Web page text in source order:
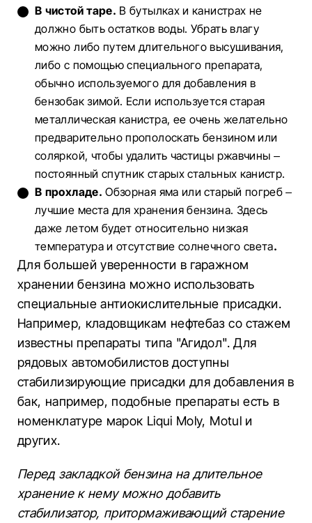
В чистой таре. В бутылках и канистрах не
должно быть остатков воды. Убрать влагу
можно либо путем длительного высушивания,
либо с помощью специального препарата,
обычно используемого для добавления в
бензобак зимой. Если используется старая
металлическая канистра, ее очень желательно
предварительно прополоскать бензином или
соляркой, чтобы удалить частицы ржавчины –
постоянный спутник старых стальных канистр.
В прохладе.Обзорная яма или старый погреб –
лучшие места для хранения бензина. Здесь
даже летом будет относительно низкая
температура и отсутствие солнечного света.
Для большей уверенности в гаражном
хранении бензина можно использовать
специальные антиокислительные присадки.
Например, кладовщикам нефтебаз со стажем
известны препараты типа "Агидол". Для
рядовых автомобилистов доступны
стабилизирующие присадки для добавления в
бак, например, подобные препараты есть в
номенклатуре марок Liqui Moly, Motul и
других.
Перед закладкой бензина на длительное
хранение к нему можно добавить
стабилизатор, притормаживающий старение